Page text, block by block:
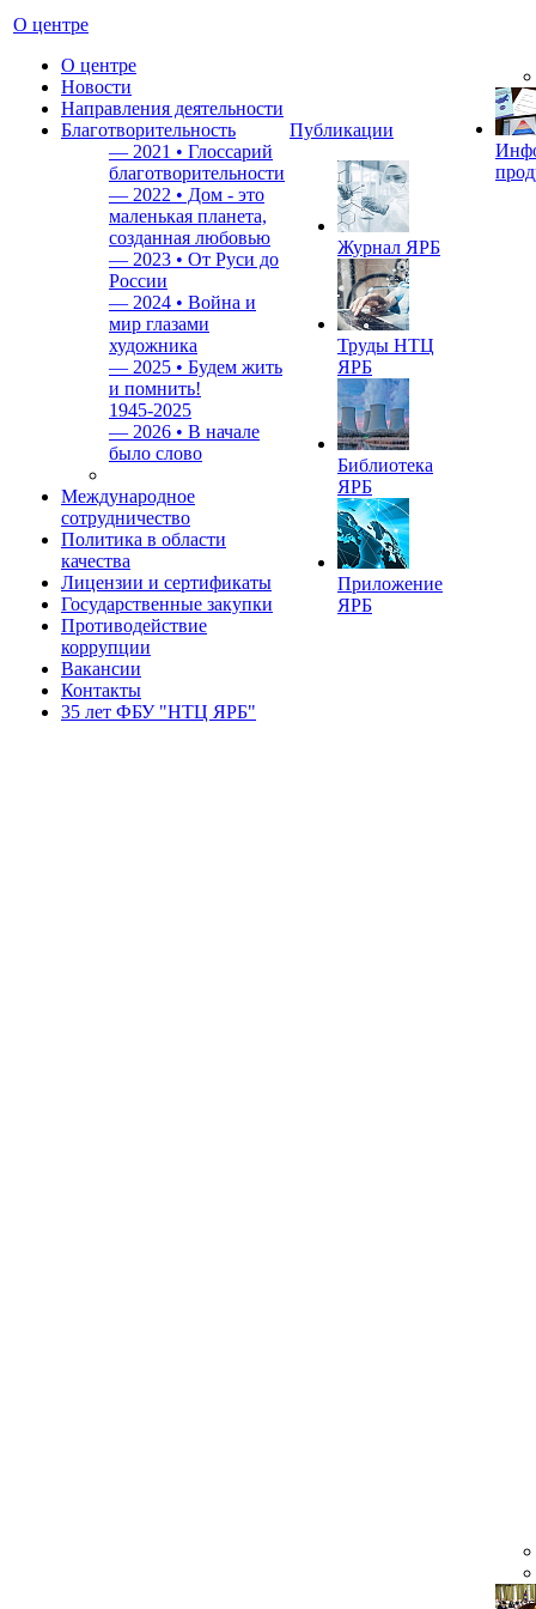
О центре
О центре
Новости
Направления деятельности
Благотворительность
— 2021 • Глоссарий
благотворительности
— 2022 • Дом - это
маленькая планета,
созданная любовью
— 2023 • От Руси до
России
— 2024 • Война и
мир глазами
художника
— 2025 • Будем жить
и помнить!
1945-2025
— 2026 • В начале
было слово
Международное
сотрудничество
Политика в области
качества
Лицензии и сертификаты
Государственные закупки
Противодействие
коррупции
Вакансии
Контакты
35 лет ФБУ "НТЦ ЯРБ"
Публикации
Журнал ЯРБ
Труды НТЦ
ЯРБ
Библиотека
ЯРБ
Приложение
ЯРБ